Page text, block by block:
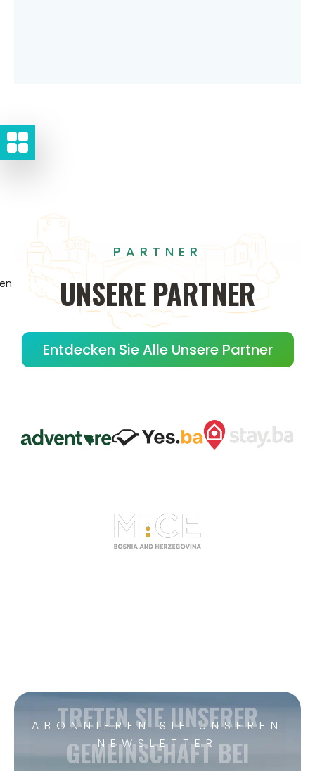
PARTNER
UNSERE PARTNER
Entdecken Sie Alle Unsere Partner
ABONNIEREN SIE UNSEREN
NEWSLETTER
TRETEN SIE UNSERER
GEMEINSCHAFT BEI